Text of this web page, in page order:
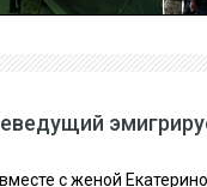
с женой